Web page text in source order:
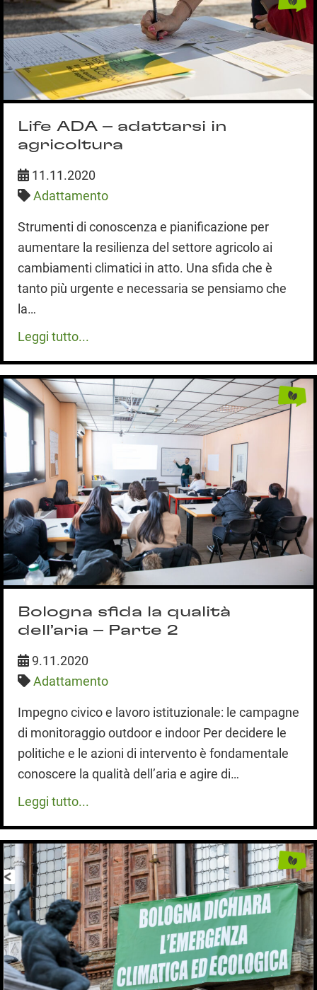
Life ADA – adattarsi in
agricoltura
11.11.2020
Adattamento
Strumenti di conoscenza e pianificazione per
aumentare la resilienza del settore agricolo ai
cambiamenti climatici in atto. Una sfida che è
tanto più urgente e necessaria se pensiamo che
la…
Leggi tutto...
Bologna sfida la qualità
dell’aria – Parte 2
9.11.2020
Adattamento
Impegno civico e lavoro istituzionale: le campagne
di monitoraggio outdoor e indoor Per decidere le
politiche e le azioni di intervento è fondamentale
conoscere la qualità dell’aria e agire di…
Leggi tutto...